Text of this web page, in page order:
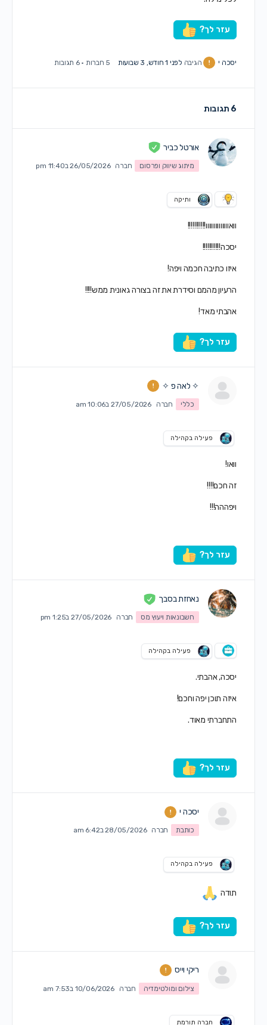
עזר לך?
יסכה י הגיבה לפני 1 חודש, 3 שבועות 5 חברות · 6 תגובות
6 תגובות
אורטל כביר
מיתוג שיווק ופרסום חברה 26/05/2026 ב11:40 pm
ותיקה
וואוווווווווווווו!!!!!!!!!!!
יסכה!!!!!!!!!!!
איזו כתיבה חכמה ויפה!
הרעיון מהמם וסידרת את זה בצורה גאונית ממש!!!!
אהבתי מאד!
עזר לך?
✧ לאה פ ✧
כללי חברה 27/05/2026 ב10:06 am
פעילה בקהילה
וואו!
זה חכם!!!!
ויפההה!!!
עזר לך?
נאחזת בסבך
חשבונאות ויעוץ מס חברה 27/05/2026 ב1:25 pm
פעילה בקהילה
יסכה, אהבתי.
איזה תוכן יפה וחכם!
התחברתי מאוד.
עזר לך?
יסכה י
כותבת חברה 28/05/2026 ב6:42 am
פעילה בקהילה
תודה
עזר לך?
ריקי וייס
צילום ומולטימדיה חברה 10/06/2026 ב7:53 am
חברה תורמת